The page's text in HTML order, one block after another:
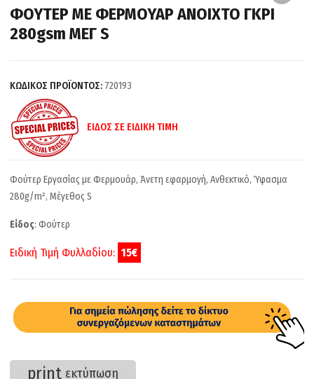
ΦΟΥΤΕΡ ΜΕ ΦΕΡΜΟΥΑΡ ΑΝΟΙΧΤΟ ΓΚΡΙ
280gsm ΜΕΓ S
ΚΩΔΙΚΟΣ ΠΡΟΪΟΝΤΟΣ: 720193
ΕΙΔΟΣ ΣΕ ΕΙΔΙΚΗ ΤΙΜΗ
Φούτερ Εργασίας με Φερμουάρ, Άνετη εφαρμογή, Ανθεκτικό, Ύφασμα
280g/m², Μέγεθος S
Είδος: Φούτερ
Ειδική Τιμή Φυλλαδίου: 15€
print εκτύπωση